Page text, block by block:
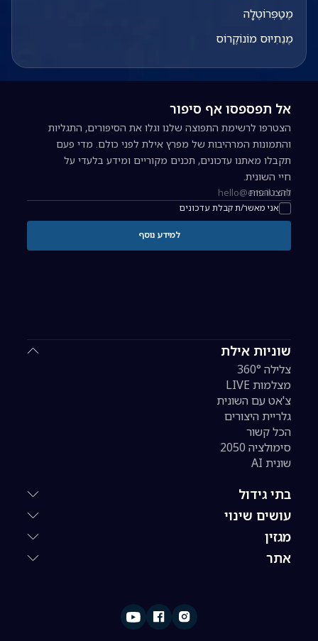
מֶטַפְּרוֹטֶלָה
מֶנֵתִיוּס מוֹנוֹקֶרוֹס
שוניות אילת
צלילה 360°
מצלמות LIVE
צ'אט עם השונית
גלריית היצורים
הכל קשור
סימולציה 2050
שונית AI
בתי גידול
עושים שינוי
מגזין
אתר
אל תפספסו אף סיפור
הצטרפו לרשימת התפוצה שלנו וגלו את הסיפורים, התגליות
והתמונות המרהיבות של מפרץ אילת לפני כולם. מדי פעם
תקבלו מאתנו עדכונים, תכנים מקוריים ומידע בלעדי על
חיי השונית.
כתובת אימייל להרשמה לניוזלטר
אני מאשר/ת קבלת עדכונים
להצטרפות
למידע נוסף